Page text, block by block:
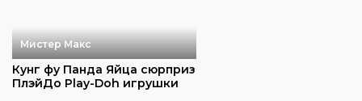
Мистер Макс
Кунг фу Панда Яйца сюрприз
ПлэйДо Play-Doh игрушки